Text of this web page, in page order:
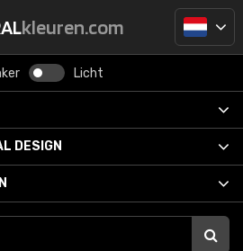
kleuren.com
Licht
DESIGN